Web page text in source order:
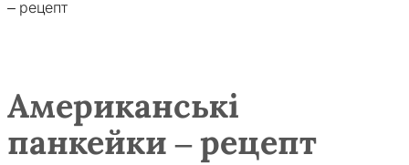
– рецепт
Американські
панкейки – рецепт